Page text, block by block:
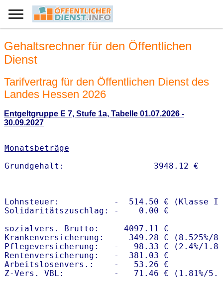
Gehaltsrechner für den Öffentlichen
Dienst
Tarifvertrag für den Öffentlichen Dienst des
Landes Hessen 2026
Entgeltgruppe E 7, Stufe 1a, Tabelle 01.07.2026 -
30.09.2027
Monatsbeträge
Lohnsteuer:           -  514.50 € (Klasse I)
Solidaritätszuschlag: -    0.00 €
sozialvers. Brutto:     4097.11 €
Krankenversicherung:  -  349.28 € (8.525%/
Pflegeversicherung:   -   98.33 € (2.4%/
Rentenversicherung:   -  381.03 €
Arbeitslosenvers.:    -   53.26 €
Z-Vers. VBL:          -   71.46 € ( 1.81%/